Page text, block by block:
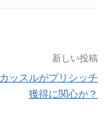
新しい投稿
ッスルがプリシッチ
獲得に関心か？